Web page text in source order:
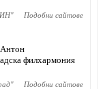
" Подобни сайтове
филхармония
" Подобни сайтове